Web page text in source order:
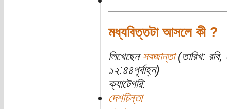
মধ্যবিত্তটা আসলে কী ?
লিখেছেন সবজান্তা(তারিখ:
১২:৪৪পূর্বাহ্ন)
ক্যাটেগরি:
দেশচিন্তা